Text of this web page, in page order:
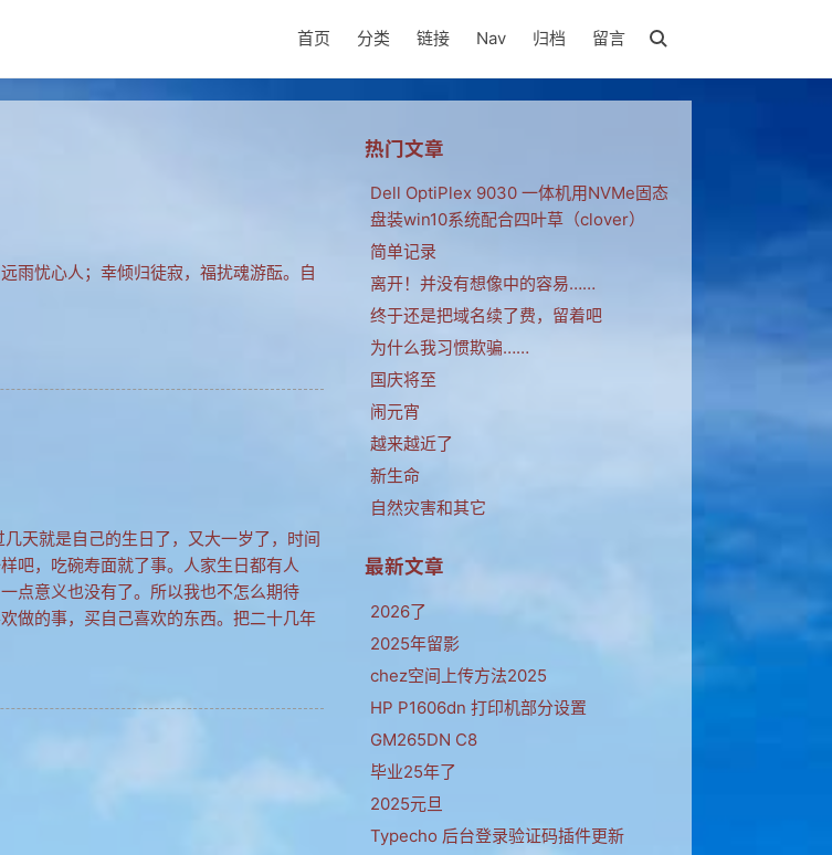
首页 分类 链接 Nav 归档 留言
雨忧心人；幸倾归徒寂，福扰魂游酝。自
天就是自己的生日了，又大一岁了，时间
吧，吃碗寿面就了事。人家生日都有人
点意义也没有了。所以我也不怎么期待
做的事，买自己喜欢的东西。把二十几年
热门文章
Dell OptiPlex 9030 一体机用NVMe固态
盘装win10系统配合四叶草（clover）
简单记录
离开！并没有想像中的容易……
终于还是把域名续了费，留着吧
为什么我习惯欺骗……
国庆将至
闹元宵
越来越近了
新生命
自然灾害和其它
最新文章
2026了
2025年留影
chez空间上传方法2025
HP P1606dn 打印机部分设置
GM265DN C8
毕业25年了
2025元旦
Typecho 后台登录验证码插件更新